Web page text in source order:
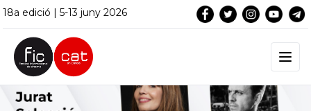
18a edició | 5-13 juny 2026